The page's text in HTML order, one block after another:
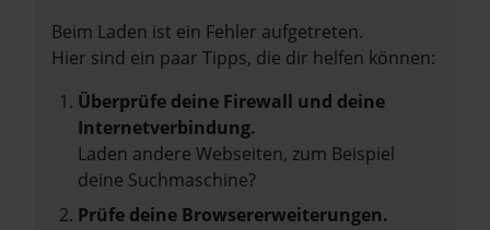
Beim Laden ist ein Fehler aufgetreten.
Hier sind ein paar Tipps, die dir helfen können:
Überprüfe deine Firewall und deine
Internetverbindung.
Laden andere Webseiten, zum Beispiel
deine Suchmaschine?
Prüfe deine Browsererweiterungen.